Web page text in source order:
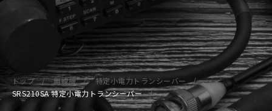
トップ 無線機
特定小電力トランシーバー
SRS210SA 特定小電力トランシーバー